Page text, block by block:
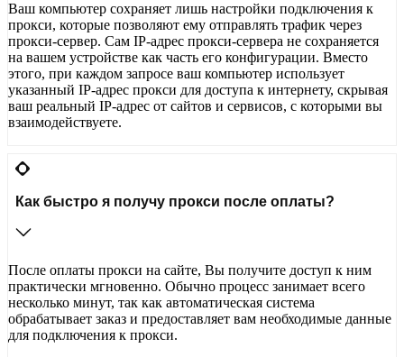
Ваш компьютер сохраняет лишь настройки подключения к
прокси, которые позволяют ему отправлять трафик через
прокси-сервер. Сам IP-адрес прокси-сервера не сохраняется
на вашем устройстве как часть его конфигурации. Вместо
этого, при каждом запросе ваш компьютер использует
указанный IP-адрес прокси для доступа к интернету, скрывая
ваш реальный IP-адрес от сайтов и сервисов, с которыми вы
взаимодействуете.
Как быстро я получу прокси после оплаты?
После оплаты прокси на сайте, Вы получите доступ к ним
практически мгновенно. Обычно процесс занимает всего
несколько минут, так как автоматическая система
обрабатывает заказ и предоставляет вам необходимые данные
для подключения к прокси.